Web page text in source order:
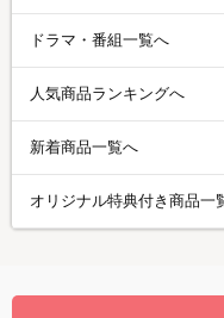
ドラマ・番組一覧へ
人気商品ランキングへ
新着商品一覧へ
オリジナル特典付き商品一